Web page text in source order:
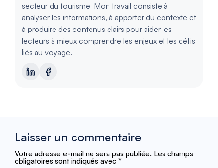
secteur du tourisme. Mon travail consiste à
analyser les informations, à apporter du contexte et
à produire des contenus clairs pour aider les
lecteurs à mieux comprendre les enjeux et les défis
liés au voyage.
Laisser un commentaire
Votre adresse e-mail ne sera pas publiée. Les champs
obligatoires sont indiqués avec *